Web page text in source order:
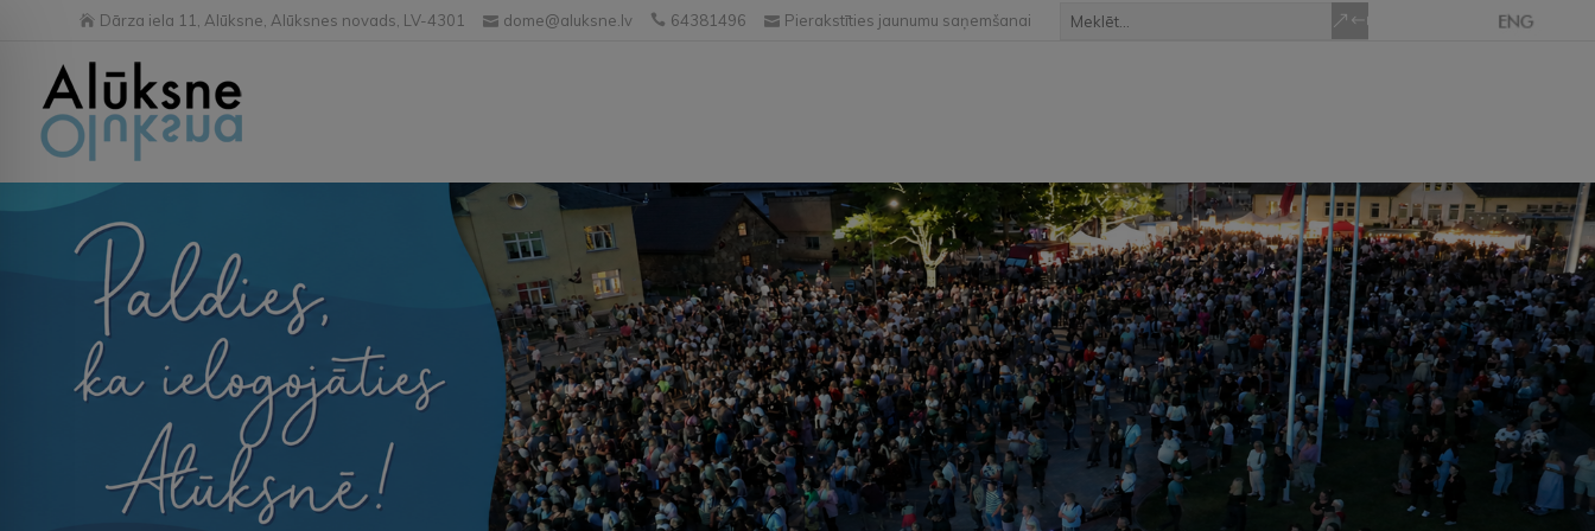
Dārza iela 11, Alūksne, Alūksnes novads, LV-4301 dome@aluksne.lv 64381496 Pierakstīties jaunumu saņemšanai